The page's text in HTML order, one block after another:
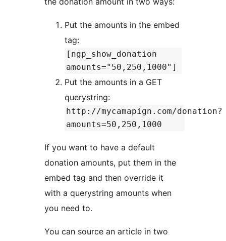
Put the amounts in the embed
tag:
[ngp_show_donation
amounts="50,250,1000"]
Put the amounts in a GET
querystring:
http://mycamapign.com/donation?
amounts=50,250,1000
If you want to have a default
donation amounts, put them in the
embed tag and then override it
with a querystring amounts when
you need to.
You can source an article in two